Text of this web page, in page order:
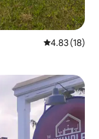
Ukadiriaji wa
4.83 (18)